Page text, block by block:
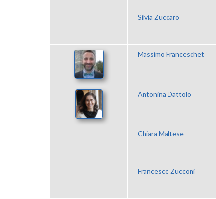
Silvia Zuccaro
Massimo Franceschet
Antonina Dattolo
Chiara Maltese
Francesco Zucconi